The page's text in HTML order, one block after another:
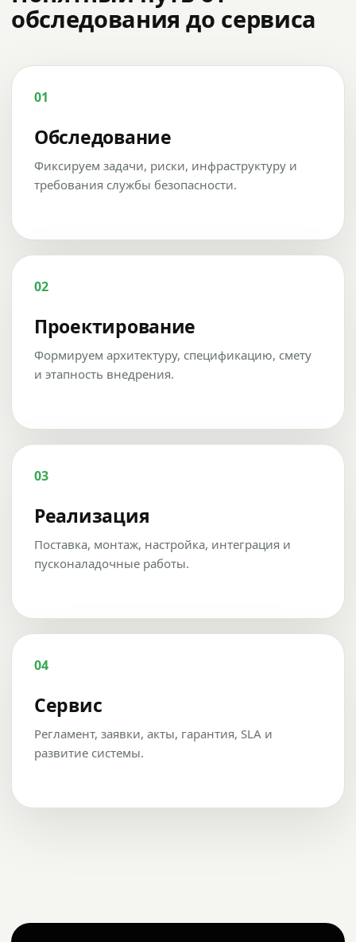
обследования до сервиса
01
Обследование
Фиксируем задачи, риски, инфраструктуру и
требования службы безопасности.
02
Проектирование
Формируем архитектуру, спецификацию, смету
и этапность внедрения.
03
Реализация
Поставка, монтаж, настройка, интеграция и
пусконаладочные работы.
04
Сервис
Регламент, заявки, акты, гарантия, SLA и
развитие системы.